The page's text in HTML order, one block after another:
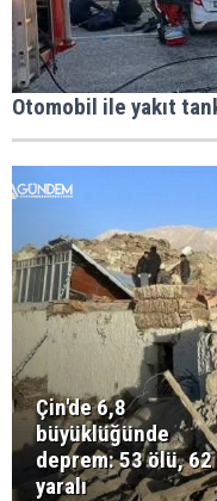
Otomobil ile yakıt
Çin'de 6,8
büyüklüğünde
deprem: 53 ölü, 62
yaralı